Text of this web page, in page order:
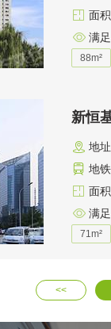
面
满
88m²
新恒
地
地
面
满
71m²
<<